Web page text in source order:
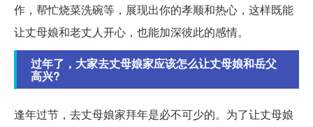
作，帮忙烧菜洗碗等，展现出你的孝顺和热心，这样既能
让丈母娘和老丈人开心，也能加深彼此的感情。
过年了，大家去丈母娘家应该怎么让丈母娘和岳父
高兴?
逢年过节，去丈母娘家拜年是必不可少的。为了让丈母娘